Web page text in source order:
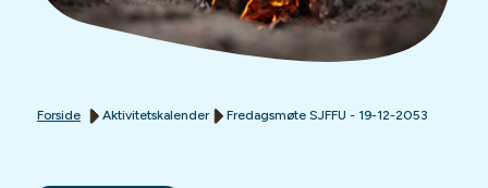
Forside Aktivitetskalender Fredagsmøte SJFFU - 19-12-2053